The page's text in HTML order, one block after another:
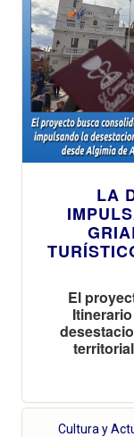
LA
El
Cultura y